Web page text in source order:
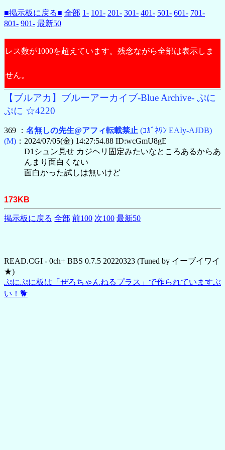
■掲示板に戻る■ 全部 1- 101- 201- 301- 401- 501- 601- 701-
801- 901- 最新50
レス数が1000を超えています。残念ながら全部は表示しま
せん。
【ブルアカ】ブルーアーカイブ-Blue Archive- ぷに
ぷに ☆4220
369 ： 名無しの先生@アフィ転載禁止 (ｺｶﾞﾈﾜﾝ EAIy-AJDB)
(M) ：2024/07/05(金) 14:27:54.88 ID:wcGmU8gE
D1シュン見せ カジヘリ固定みたいなところあるからあ
んまり面白くない
面白かった試しは無いけど
173KB
掲示板に戻る 全部 前100 次100 最新50
READ.CGI - 0ch+ BBS 0.7.5 20220323 (Tuned by イーブイワイ
★)
ぷにぷに板は「ぜろちゃんねるプラス」で作られていますぶ
い！🐕